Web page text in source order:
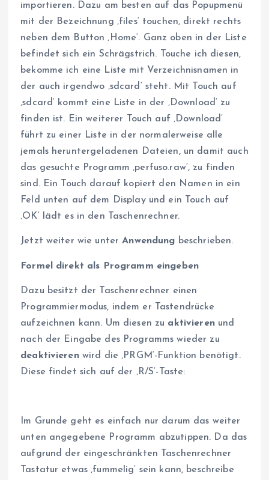
importieren. Dazu am besten auf das Popupmenü
mit der Bezeichnung ‚files‘ touchen, direkt rechts
neben dem Button ‚Home‘. Ganz oben in der Liste
befindet sich ein Schrägstrich. Touche ich diesen,
bekomme ich eine Liste mit Verzeichnisnamen in
der auch irgendwo ‚sdcard‘ steht. Mit Touch auf
‚sdcard‘ kommt eine Liste in der ‚Download‘ zu
finden ist. Ein weiterer Touch auf ‚Download‘
führt zu einer Liste in der normalerweise alle
jemals heruntergeladenen Dateien, un damit auch
das gesuchte Programm ‚perfuso.raw‘, zu finden
sind. Ein Touch darauf kopiert den Namen in ein
Feld unten auf dem Display und ein Touch auf
‚OK‘ lädt es in den Taschenrechner.
Jetzt weiter wie unterAnwendung beschrieben.
Formel direkt als Programm eingeben
Dazu besitzt der Taschenrechner einen
Programmiermodus, indem er Tastendrücke
aufzeichnen kann. Um diesen zu aktivierenund
nach der Eingabe des Programms wieder zu
deaktivierenwird die ‚PRGM‘-Funktion benötigt.
Diese findet sich auf der ‚R/S‘-Taste:
Im Grunde geht es einfach nur darum das weiter
unten angegebene Programm abzutippen. Da das
aufgrund der eingeschränkten Taschenrechner
Tastatur etwas ‚fummelig‘ sein kann, beschreibe